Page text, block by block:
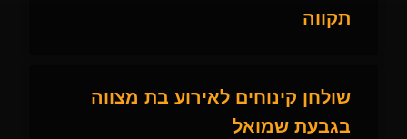
תקווה
שולחן קינוחים לאירוע בת מצווה
בגבעת שמואל